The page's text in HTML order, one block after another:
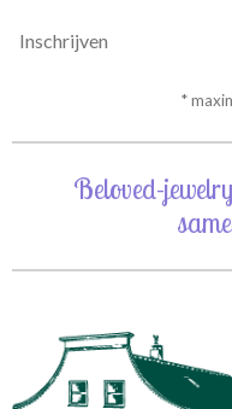
Inschrijven
*
Beloved-